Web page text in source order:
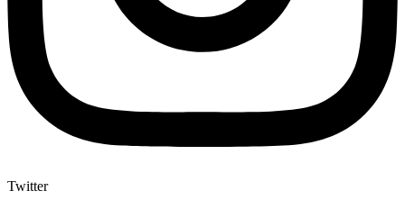
Twitter